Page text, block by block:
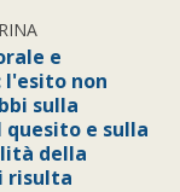
e
non
sulla
quesito e sulla
della
risulta